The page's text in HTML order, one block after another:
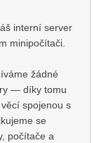
interní server
minipočítači.
žádné
— díky tomu
spojenou s
se
počítače a